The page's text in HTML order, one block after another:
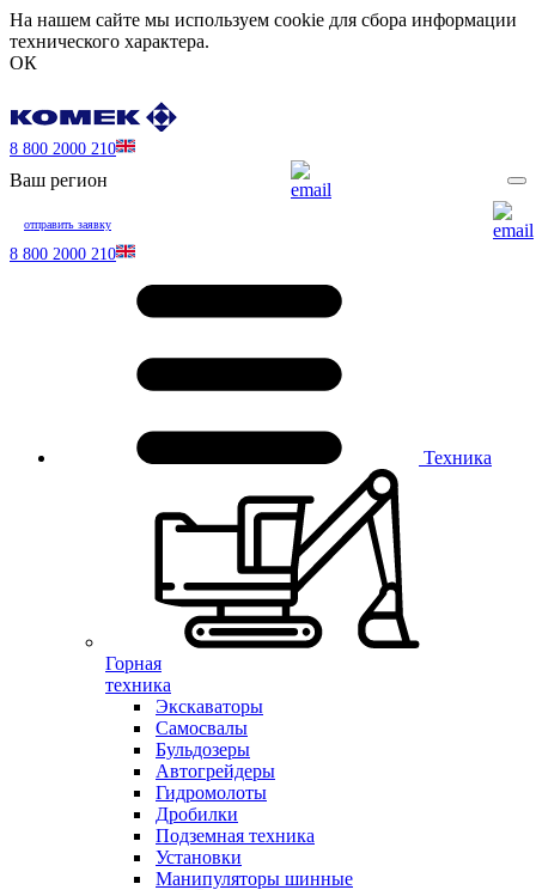
На нашем сайте мы используем cookie для сбора информации
технического характера.
ОК
8 800 2000 210
Ваш регион
отправить заявку
8 800 2000 210
Техника
Горная
техника
Экскаваторы
Самосвалы
Бульдозеры
Автогрейдеры
Гидромолоты
Дробилки
Подземная техника
Установки
Манипуляторы шинные